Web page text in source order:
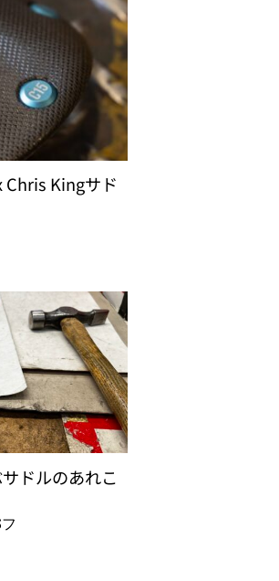
Chris Kingサド
ドルのあれこ